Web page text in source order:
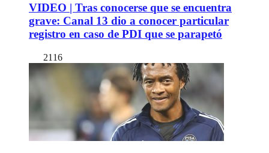
VIDEO | Tras conocerse que se encuentra
grave: Canal 13 dio a conocer particular
registro en caso de PDI que se parapetó
2116